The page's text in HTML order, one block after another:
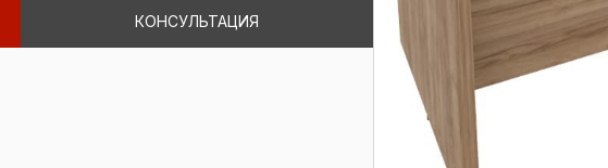
КОНСУЛЬТАЦИЯ